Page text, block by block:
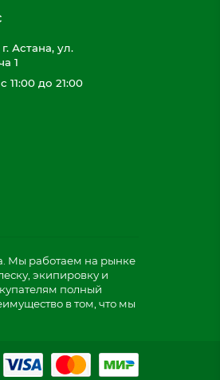
Астана, ул.
1
11:00 до 21:00
Мы работаем на рынке
экипировку и
полный
в том, что мы